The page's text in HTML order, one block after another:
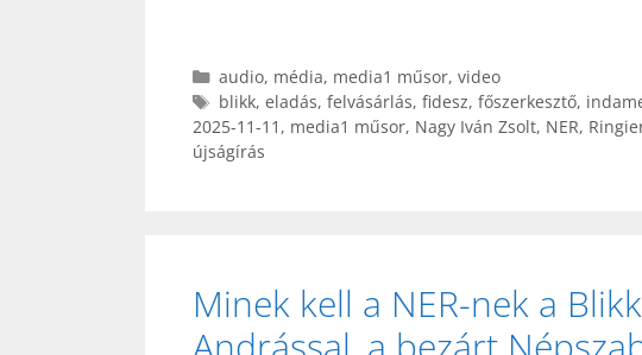
Kategória
audio, média, media1 műsor, video
Címkék
blikk, eladás, felvásárlás, fidesz, főszerkesztő,
2025-11-11 , media1 műsor, Nagy Iván Zsolt, NER,
újságírás
Minek kell a NER-nek a